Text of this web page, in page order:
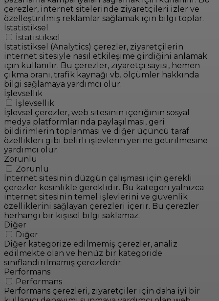
çerezler, internet sitelerinde ziyaretçileri izler ve
özelleştirilmiş reklamlar sağlamak için bilgi toplar.
İstatistiksel
İstatistiksel
İstatistiksel (Analytics) çerezler, ziyaretçilerin
internet sitesiyle nasıl etkileşime girdiğini anlamak
için kullanılır. Bu çerezler, ziyaretçi sayısı, hemen
çıkma oranı, trafik kaynağı vb. ölçümler hakkında
bilgi sağlamaya yardımcı olur.
İşlevsellik
İşlevsellik
İşlevsel çerezler, web sitesinin içeriğinin sosyal
medya platformlarında paylaşılması, geri
bildirimlerin toplanması ve diğer üçüncü taraf
özellikleri gibi belirli işlevlerin yerine getirilmesine
yardımcı olur.
Zorunlu
Zorunlu
İnternet sitesinin düzgün çalışması için gerekli
çerezler kesinlikle gereklidir. Bu kategori yalnızca
internet sitesinin temel işlevlerini ve güvenlik
özelliklerini sağlayan çerezleri içerir. Bu çerezler
herhangi bir kişisel bilgi saklamaz.
Diğer
Diğer
Diğer kategorize edilmemiş çerezler, analiz
edilmekte olan ve henüz bir kategoride
sınıflandırılmamış çerezlerdir.
Performans
Performans
Performans çerezleri, ziyaretçiler için daha iyi bir